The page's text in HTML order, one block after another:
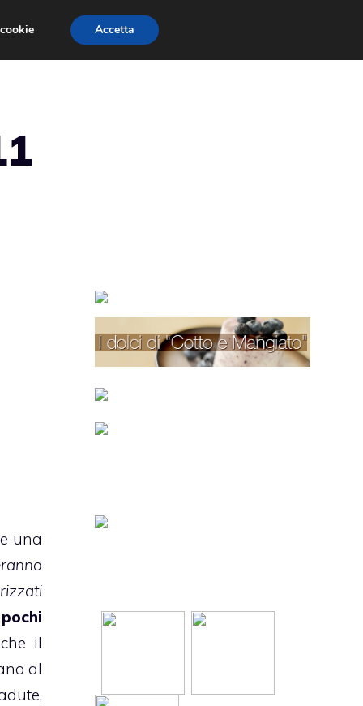
TORTE PER BAMBINI
una
il
al
Accetta